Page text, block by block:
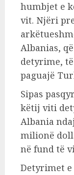
humbjet e
vit. Njëri
Albanias,
detyrime,
paguajë
Sipas
këtij viti
Albania
milionë
në fund të
Detyrimet